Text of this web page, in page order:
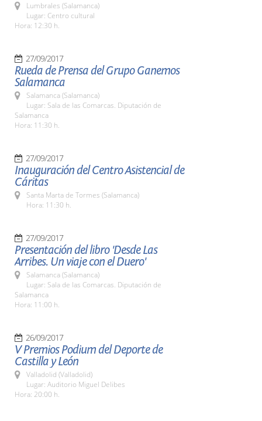
Lumbrales (Salamanca)
Lugar: Centro cultural
Hora: 12:30 h.
27/09/2017
Rueda de Prensa del Grupo Ganemos
Salamanca
Salamanca (Salamanca)
Lugar: Sala de las Comarcas. Diputación de
Salamanca
Hora: 11:30 h.
27/09/2017
Inauguración del Centro Asistencial de
Cáritas
Santa Marta de Tormes (Salamanca)
Hora: 11:30 h.
27/09/2017
Presentación del libro 'Desde Las
Arribes. Un viaje con el Duero'
Salamanca (Salamanca)
Lugar: Sala de las Comarcas. Diputación de
Salamanca
Hora: 11:00 h.
26/09/2017
V Premios Podium del Deporte de
Castilla y León
Valladolid (Valladolid)
Lugar: Auditorio Miguel Delibes
Hora: 20:00 h.